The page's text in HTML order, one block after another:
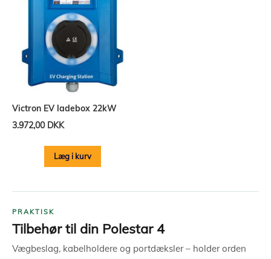
Victron EV ladebox 22kW
3.972,00 DKK
Læg i kurv
PRAKTISK
Tilbehør til din Polestar 4
Vægbeslag, kabelholdere og portdæksler – holder orden